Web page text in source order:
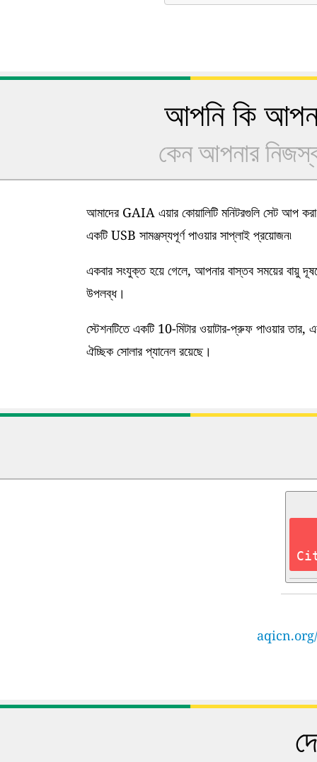
আপনি কি
কেন আপনার নিজস্ব
আমাদের GAIA এয়ার কোয়ালিটি মনিটরগুলি সেট আপ
একটি USB সামঞ্জস্যপূর্ণ পাওয়ার সাপ্লাই প্রয়োজন৷
একবার সংযুক্ত হয়ে গেলে, আপনার বাস্তব সময়ের বায়ু
উপলব্ধ।
স্টেশনটিতে একটি 10-মিটার ওয়াটার-প্রুফ পাওয়ার তার,
ঐচ্ছিক সোলার প্যানেল রয়েছে।